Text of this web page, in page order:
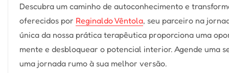
Descubra um caminho de autoconhecimento e
oferecidos por Reginaldo Vêntola, seu parceiro na
única da nossa prática terapêutica proporciona uma
mente e desbloquear o potencial interior. Agende uma
uma jornada rumo à sua melhor versão.